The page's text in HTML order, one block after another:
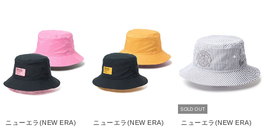
ニューエラ(NEW ERA) ニューエラ(NEW ERA)
SOLD OUT
ニューエラ(NEW ERA)